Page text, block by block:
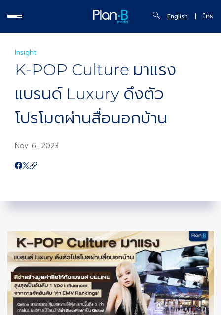
English ไทย
Insight
K-POP Culture มาแรง
แบรนด์ Luxury ดึงตัว
โปรโมตผ่านสื่อนอกบ้าน
Nov 6, 2023